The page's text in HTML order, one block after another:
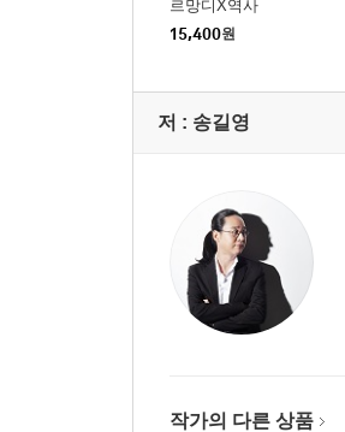
르망디X역사
15,400원
저 : 송길영
작가의 다른 상품